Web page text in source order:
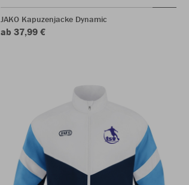
JAKO Kapuzenjacke Dynamic
ab 37,99 €